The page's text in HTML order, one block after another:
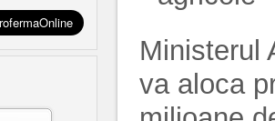
Ministerul
va aloca